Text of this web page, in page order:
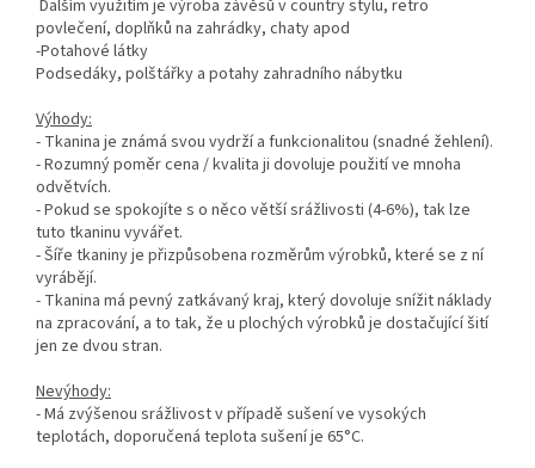
Dalším využitím je výroba závěsů v country stylu, retro
povlečení, doplňků na zahrádky, chaty apod
-Potahové látky
Podsedáky, polštářky a potahy zahradního nábytku
Výhody:
- Tkanina je známá svou vydrží a funkcionalitou (snadné žehlení).
- Rozumný poměr cena / kvalita ji dovoluje použití ve mnoha
odvětvích.
- Pokud se spokojíte s o něco větší srážlivosti (4-6%), tak lze
tuto tkaninu vyvářet.
- Šíře tkaniny je přizpůsobena rozměrům výrobků, které se z ní
vyrábějí.
- Tkanina má pevný zatkávaný kraj, který dovoluje snížit náklady
na zpracování, a to tak, že u plochých výrobků je dostačující šití
jen ze dvou stran.
Nevýhody:
- Má zvýšenou srážlivost v případě sušení ve vysokých
teplotách, doporučená teplota sušení je 65°C.